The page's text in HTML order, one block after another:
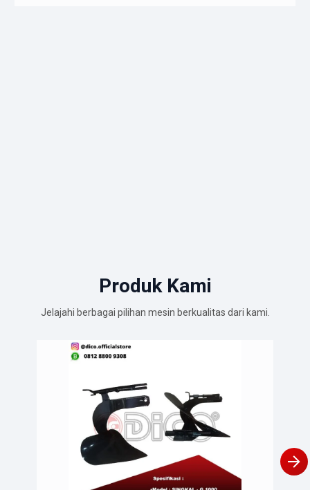
Produk Kami
Jelajahi berbagai pilihan mesin berkualitas dari kami.